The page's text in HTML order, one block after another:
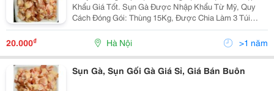
Khẩu Giá Tốt. Sụn Gà Được Nhập Khẩu Từ Mỹ, Quy
Cách Đóng Gói: Thùng 15Kg, Được Chia Làm 3 Túi
Nhỏ. Sản Phẩm Sụn Gà Luôn Được Bảo Quản Đông
Lạnh Ở Nhiệt Độ - 18 Độ C, Đảm Bảo Về Chất Lượng,
Phù Hợp Với...
20.000₫ Hà Nội >1 năm
Sụn Gà, Sụn Gối Gà Giá Sỉ, Giá Bán Buôn